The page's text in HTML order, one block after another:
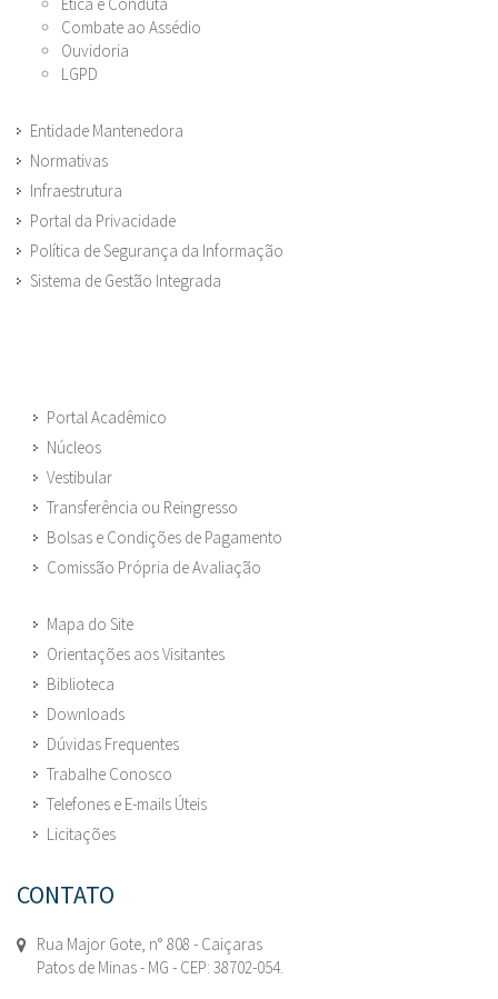
Combate ao Assédio
Ouvidoria
LGPD
Entidade Mantenedora
Normativas
Infraestrutura
Portal da Privacidade
Política de Segurança da Informação
Sistema de Gestão Integrada
Portal Acadêmico
Núcleos
Vestibular
Transferência ou Reingresso
Bolsas e Condições de Pagamento
Comissão Própria de Avaliação
Mapa do Site
Orientações aos Visitantes
Biblioteca
Downloads
Dúvidas Frequentes
Trabalhe Conosco
Telefones e E-mails Úteis
Licitações
CONTATO
Rua Major Gote, n° 808 - Caiçaras
Patos de Minas - MG - CEP: 38702-054.